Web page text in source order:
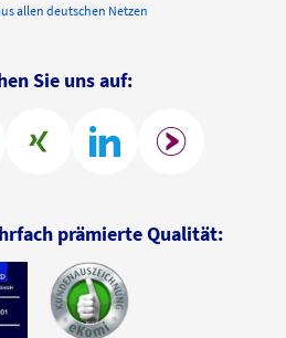
allen deutschen Netzen
Sie uns auf:
prämierte Qualität: